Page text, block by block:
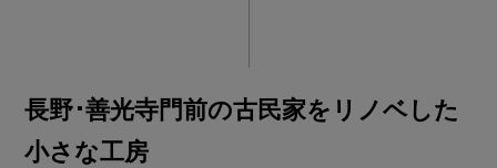
長野･善光寺門前の古民家をリノベした
小さな工房